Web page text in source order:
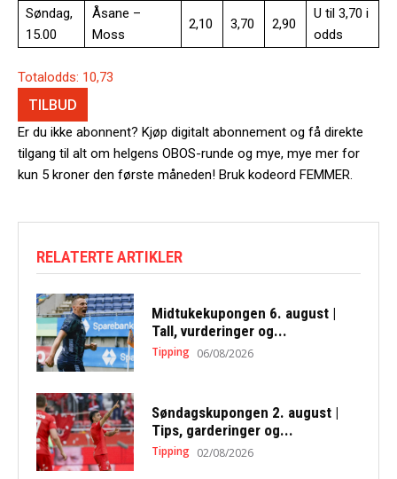
Søndag,
15.00
Åsane –
Moss
2,10 3,70 2,90
U til 3,70 i
odds
Totalodds: 10,73
TILBUD
Er du ikke abonnent? Kjøp digitalt abonnement og få direkte
tilgang til alt om helgens OBOS-runde og mye, mye mer for
kun 5 kroner den første måneden! Bruk kodeord FEMMER.
RELATERTE ARTIKLER
Midtukekupongen 6. august |
Tall, vurderinger og...
Tipping 06/08/2026
Søndagskupongen 2. august |
Tips, garderinger og...
Tipping 02/08/2026